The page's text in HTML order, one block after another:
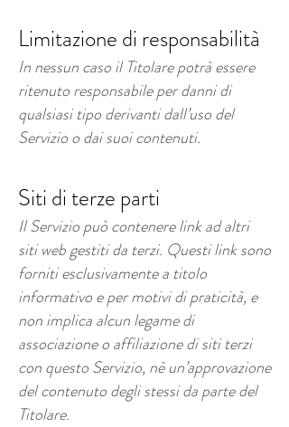
Limitazione di responsabilità
In nessun caso il Titolare potrà essere
ritenuto responsabile per danni di
qualsiasi tipo derivanti dall’uso del
Servizio o dai suoi contenuti.
Siti di terze parti
Il Servizio può contenere link ad altri
siti web gestiti da terzi. Questi link sono
forniti esclusivamente a titolo
informativo e per motivi di praticità, e
non implica alcun legame di
associazione o affiliazione di siti terzi
con questo Servizio, nè un’approvazione
del contenuto degli stessi da parte del
Titolare.